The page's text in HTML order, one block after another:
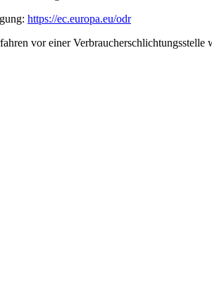
https://ec.europa.eu/odr
vor einer Verbraucherschlichtungsstelle